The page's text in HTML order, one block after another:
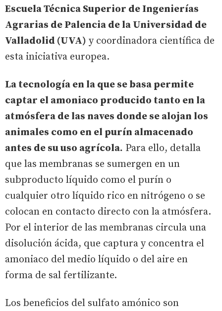
Escuela Técnica Superior de Ingenierías
Agrarias de Palencia de la Universidad de
Valladolid (UVA) y coordinadora científica de
esta iniciativa europea.
La tecnología en la que se basa permite
captar el amoniaco producido tanto en la
atmósfera de las naves donde se alojan los
animales como en el purín almacenado
antes de su uso agrícola. Para ello, detalla
que las membranas se sumergen en un
subproducto líquido como el purín o
cualquier otro líquido rico en nitrógeno o se
colocan en contacto directo con la atmósfera.
Por el interior de las membranas circula una
disolución ácida, que captura y concentra el
amoniaco del medio líquido o del aire en
forma de sal fertilizante.
Los beneficios del sulfato amónico son